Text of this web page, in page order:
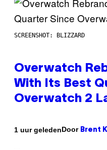
SCREENSHOT: BLIZZARD
Overwatch
With Its Best
Overwatch 2
1 uur geledenDoor Brent